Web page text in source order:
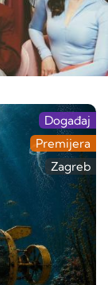
Događaj
Premijera
Zagreb